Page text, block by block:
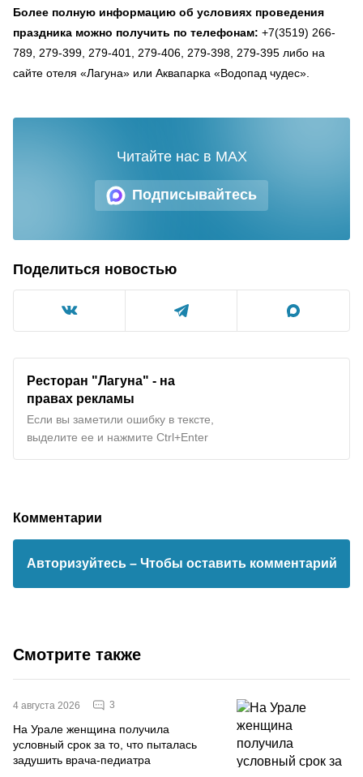
Более полную информацию об условиях проведения
праздника можно получить по телефонам: +7(3519) 266-
789, 279-399, 279-401, 279-406, 279-398, 279-395 либо на
сайте отеля «Лагуна» или Аквапарка «Водопад чудес».
Подписывайтесь
Читайте нас в MAX
Поделиться новостью
Ресторан "Лагуна" - на
правах рекламы
Если вы заметили ошибку в тексте,
выделите ее и нажмите Ctrl+Enter
Комментарии
Авторизуйтесь – Чтобы оставить комментарий
Смотрите также
4 августа 2026 3
На Урале женщина получила
условный срок за то, что пыталась
задушить врача-педиатра